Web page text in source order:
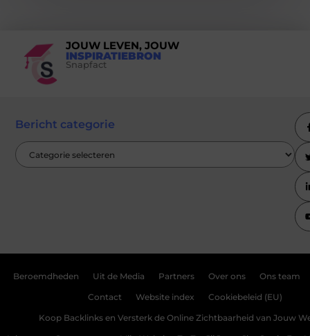
JOUW LEVEN, JOUW
INSPIRATIEBRON
Snapfact
Bericht categorie
Beroemdheden Uit de Media Partners Over ons Ons team
Contact Website index Cookiebeleid (EU)
Koop Backlinks en Versterk de Online Zichtbaarheid van Jouw